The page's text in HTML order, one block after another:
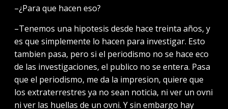
–¿Para que hacen eso?
–Tenemos una hipotesis desde hace treinta años, y
es que simplemente lo hacen para investigar. Esto
tambien pasa, pero si el periodismo no se hace eco
de las investigaciones, el publico no se entera. Pasa
que el periodismo, me da la impresion, quiere que
los extraterrestres ya no sean noticia, ni ver un ovni
ni ver las huellas de un ovni. Y sin embargo hay